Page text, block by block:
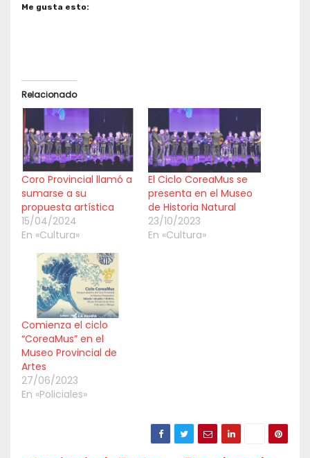
Me gusta esto:
Relacionado
Coro Provincial llamó a
sumarse a su
propuesta artística
15/04/2024
En «Cultura»
El Ciclo CoreaMus se
presenta en el Museo
de Historia Natural
23/10/2023
En «Cultura»
Comienza el ciclo
“CoreaMus” en el
Museo Provincial de
Artes
27/06/2023
En «Policiales»